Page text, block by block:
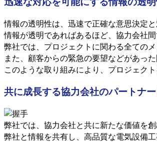
情報の透明性は、迅速で正確な意思決定と
情報が透明であればあるほど、協力会社間
弊社では、プロジェクトに関わる全ての
また、顧客からの緊急の要望などがあっ
このような取り組みにより、プロジェク
共に成長する協力会社のパートナ
弊社では、協力会社と共に新たな価値を
弊社と情報を共有し、高品質な電気設備工